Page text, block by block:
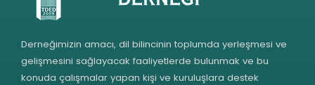
Derneğimizin amacı, dil bilincinin toplumda yerleşmesi ve
gelişmesini sağlayacak faaliyetlerde bulunmak ve bu
konuda çalışmalar yapan kişi ve kuruluşlara destek